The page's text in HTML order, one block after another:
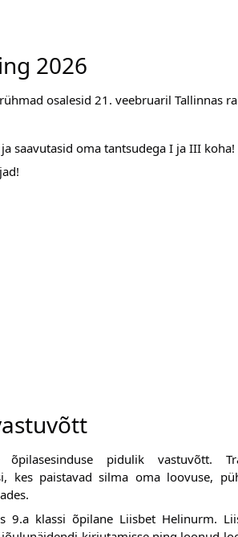
2026
osalesid 21. veebruaril Tallinnas
saavutasid oma tantsudega I ja III koha!
pidulik vastuvõtt.
kes paistavad silma oma loovuse,
9.a klassi õpilane Liisbet Helinurm.